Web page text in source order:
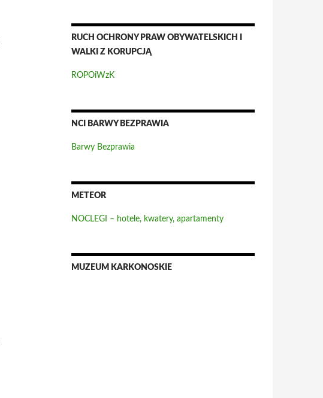
RUCH OCHRONY PRAW OBYWATELSKICH I
WALKI Z KORUPCJĄ
ROPOiWzK
NCI BARWY BEZPRAWIA
Barwy Bezprawia
METEOR
NOCLEGI – hotele, kwatery, apartamenty
MUZEUM KARKONOSKIE